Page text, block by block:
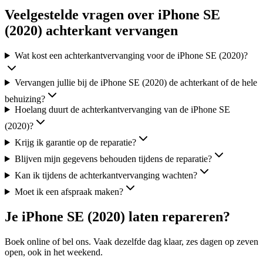
Veelgestelde vragen over iPhone SE
(2020) achterkant vervangen
Wat kost een achterkantvervanging voor de iPhone SE (2020)?
Vervangen jullie bij de iPhone SE (2020) de achterkant of de hele
behuizing?
Hoelang duurt de achterkantvervanging van de iPhone SE
(2020)?
Krijg ik garantie op de reparatie?
Blijven mijn gegevens behouden tijdens de reparatie?
Kan ik tijdens de achterkantvervanging wachten?
Moet ik een afspraak maken?
Je iPhone SE (2020) laten repareren?
Boek online of bel ons. Vaak dezelfde dag klaar, zes dagen op zeven
open, ook in het weekend.